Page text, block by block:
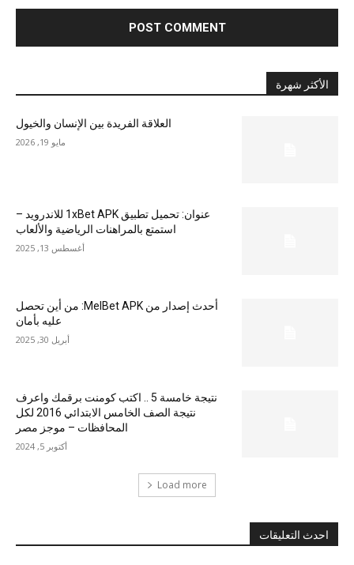
الأكثر شهرة
العلاقة الفريدة بين الإنسان والخيول
مايو 19, 2026
عنوان: تحميل تطبيق 1xBet APK للاندرويد –
استمتع بالمراهنات الرياضية والألعاب
أغسطس 13, 2025
أحدث إصدار من MelBet APK: من أين تحصل
عليه بأمان
أبريل 30, 2025
نتيجة خامسة 5 .. اكتب كومنت برقمك واعرف
نتيجة الصف الخامس الابتدائي 2016 لكل
المحافظات – موجز مصر
أكتوبر 5, 2024
Load more
احدث التعليقات